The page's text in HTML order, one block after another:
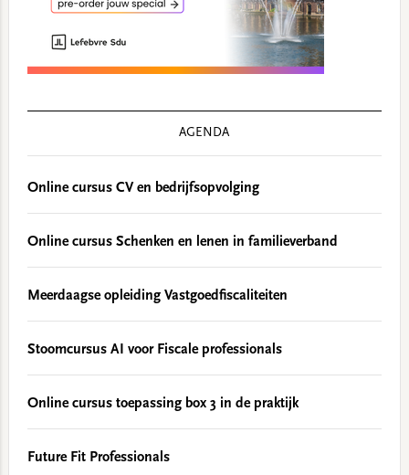
AGENDA
Online cursus CV en bedrijfsopvolging
Online cursus Schenken en lenen in familieverband
Meerdaagse opleiding Vastgoedfiscaliteiten
Stoomcursus AI voor Fiscale professionals
Online cursus toepassing box 3 in de praktijk
Future Fit Professionals